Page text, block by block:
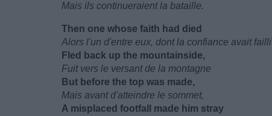
Mais ils continueraient la bataille.
Then one whose faith had died
Alors l'un d'entre eux, dont la confiance avait failli
Fled back up the mountainside,
Fuit vers le versant de la montagne
But before the top was made,
Mais avant d'atteindre le sommet,
A misplaced footfall made him stray